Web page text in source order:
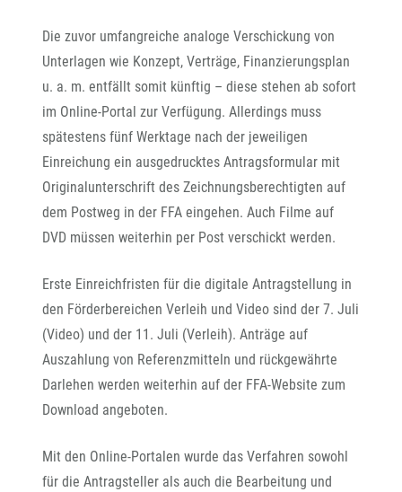
Die zuvor umfangreiche analoge Verschickung von
Unterlagen wie Konzept, Verträge, Finanzierungsplan
u. a. m. entfällt somit künftig – diese stehen ab sofort
im Online-Portal zur Verfügung. Allerdings muss
spätestens fünf Werktage nach der jeweiligen
Einreichung ein ausgedrucktes Antragsformular mit
Originalunterschrift des Zeichnungsberechtigten auf
dem Postweg in der FFA eingehen. Auch Filme auf
DVD müssen weiterhin per Post verschickt werden.
Erste Einreichfristen für die digitale Antragstellung in
den Förderbereichen Verleih und Video sind der 7. Juli
(Video) und der 11. Juli (Verleih). Anträge auf
Auszahlung von Referenzmitteln und rückgewährte
Darlehen werden weiterhin auf der FFA-Website zum
Download angeboten.
Mit den Online-Portalen wurde das Verfahren sowohl
für die Antragsteller als auch die Bearbeitung und